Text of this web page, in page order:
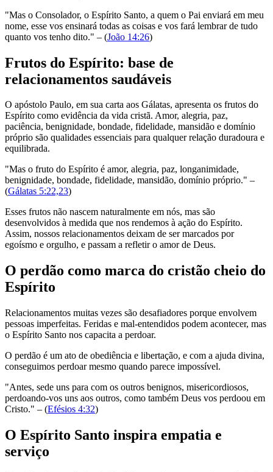
"Mas o Consolador, o Espírito Santo, a quem o Pai enviará em meu
nome, esse vos ensinará todas as coisas e vos fará lembrar de tudo
quanto vos tenho dito." – (João 14:26)
Frutos do Espírito: base de
relacionamentos saudáveis
O apóstolo Paulo, em sua carta aos Gálatas, apresenta os frutos do
Espírito como evidência da vida cristã. Amor, alegria, paz,
paciência, benignidade, bondade, fidelidade, mansidão e domínio
próprio são qualidades essenciais para qualquer relação duradoura e
equilibrada.
"Mas o fruto do Espírito é amor, alegria, paz, longanimidade,
benignidade, bondade, fidelidade, mansidão, domínio próprio." –
(Gálatas 5:22,23)
Esses frutos não nascem naturalmente em nós, mas são
desenvolvidos à medida que nos rendemos à ação do Espírito.
Assim, nossos relacionamentos deixam de ser marcados por
egoísmo e orgulho, e passam a refletir o amor de Deus.
O perdão como marca do cristão cheio do
Espírito
Relacionamentos muitas vezes são desafiadores porque envolvem
pessoas imperfeitas. Feridas e mal-entendidos podem acontecer, mas
o Espírito Santo nos capacita a perdoar.
O perdão é um ato de obediência e libertação, e com a ajuda divina,
conseguimos perdoar mesmo quando parece impossível.
"Antes, sede uns para com os outros benignos, misericordiosos,
perdoando-vos uns aos outros, como também Deus vos perdoou em
Cristo." – (Efésios 4:32)
O Espírito Santo inspira empatia e
serviço